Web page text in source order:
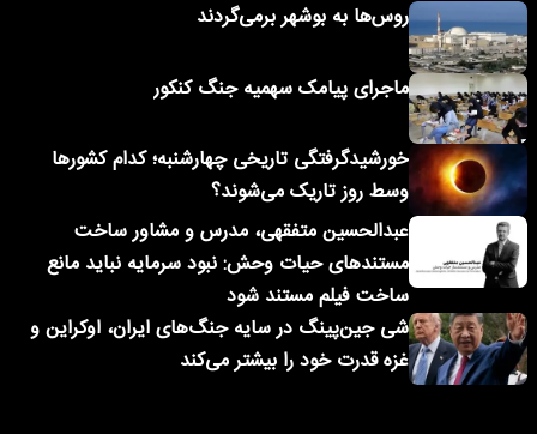
روس‌ها به بوشهر برمی‌گردند
ماجرای پیامک‌ سهمیه جنگ کنکور
خورشیدگرفتگی تاریخی چهارشنبه؛ کدام کشورها
وسط روز تاریک می‌شوند؟
عبدالحسین متفقهی، مدرس و مشاور ساخت
مستندهای حیات وحش: نبود سرمایه نباید مانع
ساخت فیلم مستند شود
شی جین‌پینگ در سایه جنگ‌های ایران، اوکراین و
غزه قدرت خود را بیشتر می‌کند